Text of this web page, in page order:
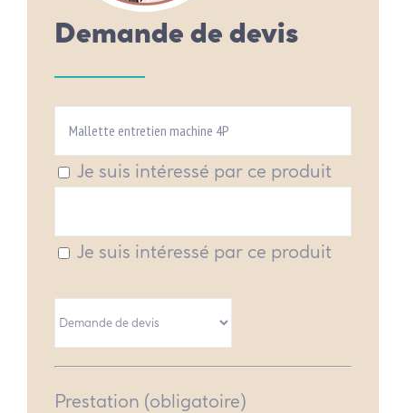
Demande de devis
Je suis intéressé par ce produit
Je suis intéressé par ce produit
Prestation (obligatoire)